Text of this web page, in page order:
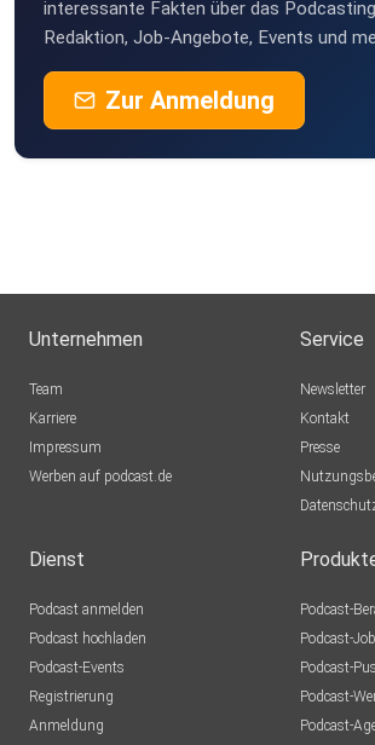
interessante Fakten über das
Redaktion, Job-Angebote, Events und
Zur Anmeldung
Unternehmen
Team
Karriere
Impressum
Werben auf podcast.de
Service
Newsletter
Kontakt
Presse
Dienst
Podcast anmelden
Podcast hochladen
Podcast-Events
Registrierung
Anmeldung
Podcast-
Podcast-
Podcast-
Podcast-
Podcast-